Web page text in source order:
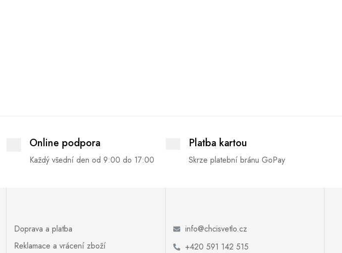
Online podpora
Každý všední den od 9:00 do 17:00
Platba kartou
Skrze platební bránu GoPay
Doprava a platba
Reklamace a vrácení zboží
info@chcisvetlo.cz
+420 591 142 515